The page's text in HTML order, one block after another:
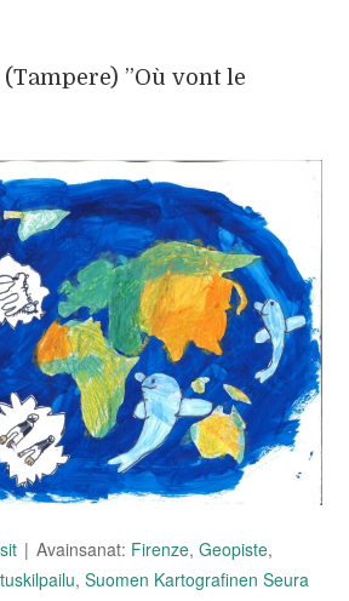
(Tampere) ”Où vont le
Avainsanat: Firenze,Geopiste,
,Suomen Kartografinen Seura